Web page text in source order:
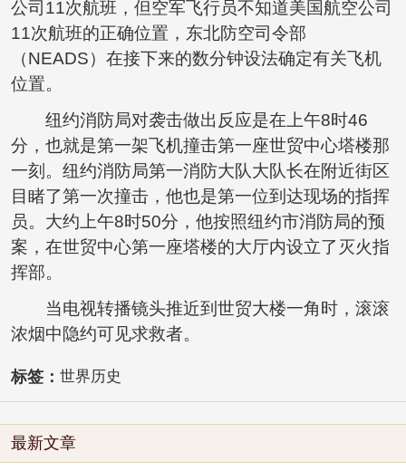
公司11次航班，但空军飞行员不知道美国航空公司
11次航班的正确位置，东北防空司令部
（NEADS）在接下来的数分钟设法确定有关飞机
位置。
纽约消防局对袭击做出反应是在上午8时46
分，也就是第一架飞机撞击第一座世贸中心塔楼那
一刻。纽约消防局第一消防大队大队长在附近街区
目睹了第一次撞击，他也是第一位到达现场的指挥
员。大约上午8时50分，他按照纽约市消防局的预
案，在世贸中心第一座塔楼的大厅内设立了灭火指
挥部。
当电视转播镜头推近到世贸大楼一角时，滚滚
浓烟中隐约可见求救者。
标签： 世界历史
最新文章